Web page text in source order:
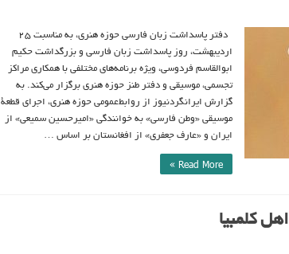
دفتر پاسداشت زبان فارسی حوزه هنری، به مناسبت ۲۵
اردیبهشت، روز پاسداشت زبان فارسی و بزرگداشت حکیم
ابوالقاسم فردوسی، ویژه برنامه‌های مختلفی با همکاری مراکز
تجسمی، موسیقی و دفتر طنز حوزه هنری برگزار می‌کند. به
گزارش ایرانگردنیوز از روابط‌عمومی حوزه هنری، اجرای قطعۀ
موسیقی «وطن فارسی» به خوانندگی «امیرحسین سمیعی» از
ایران و «عارف جعفری» از افغانستان بر اساس …
Read More »
کلمبیا